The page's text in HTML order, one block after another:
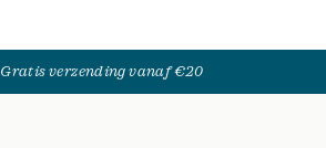
Gratis verzending vanaf €20